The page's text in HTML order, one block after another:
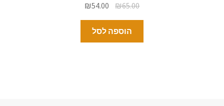
₪65.00
₪54.00
הוספה לסל